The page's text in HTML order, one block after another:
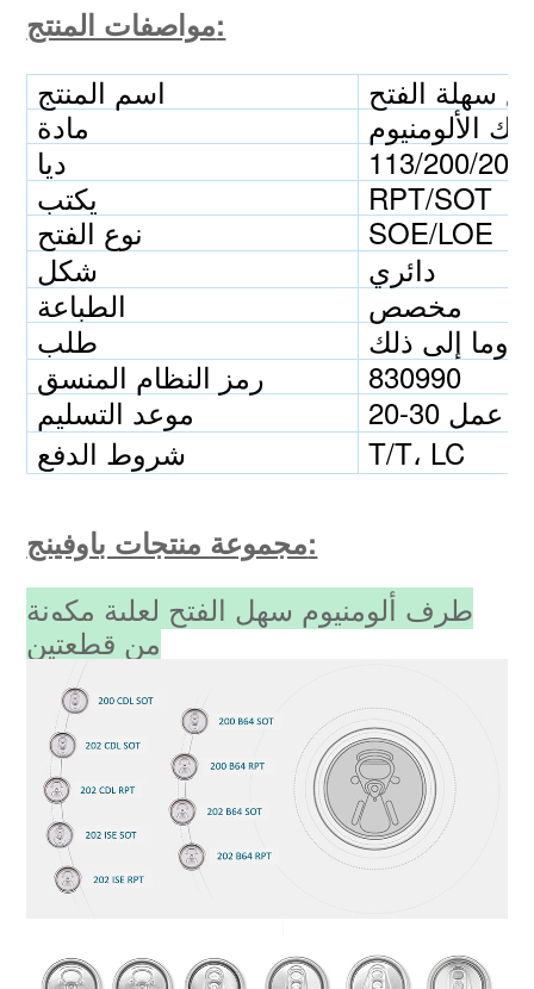
مواصفات المنتج:
اسم المنتج
سهلة الفتح
مادة
الألومنيوم
ديا
يكتب
RPT/SOT
نوع الفتح
SOE/LOE
شكل
دائري
الطباعة
مخصص
طلب
رمز النظام المنسق
830990
موعد التسليم
يوم عمل
شروط الدفع
T/T، LC
مجموعة منتجات باوفينج:
طرف ألومنيوم سهل الفتح لعلبة مكونة
من قطعتين